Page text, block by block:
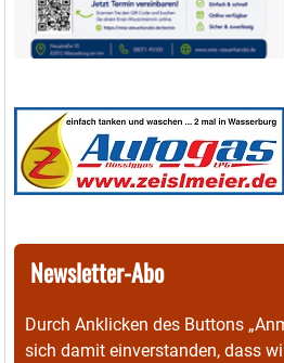
Newsletter-Abo
Durch Anklicken des Buttons
sich damit einverstanden, dass